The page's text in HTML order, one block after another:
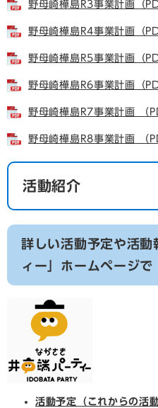
野母崎樺島R3事業計画（
野母崎樺島R4事業計画（
野母崎樺島R5事業計画（
野母崎樺島R6事業計画（
野母崎樺島R7事業計画 （
野母崎樺島R8事業計画 （
活動紹介
詳しい活動予定や活動
ィー」ホームページで
活動予定（これからの活動